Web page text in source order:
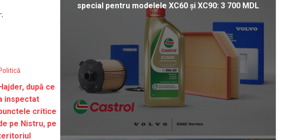
.
după ce
inspectat
critice
pe Nistru, pe
special pentru modelele XC60 și XC90: 3 700 MDL